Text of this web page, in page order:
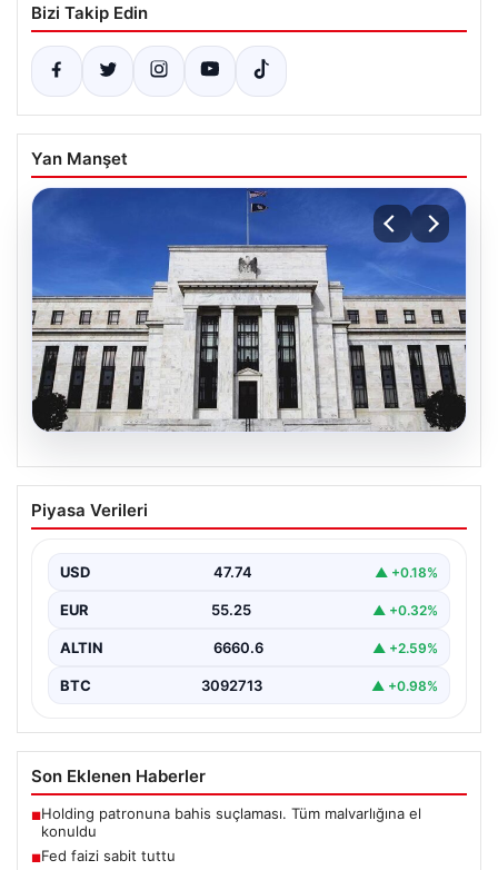
Bizi Takip Edin
Yan Manşet
06.08.2026
Fed faizi sabit tuttu
{ “title”: “ABD Merkez Bankası Faiz Oranında Değişiklik
Piyasa Verileri
USD 47.74 ▲ +0.18%
EUR 55.25 ▲ +0.32%
ALTIN 6660.6 ▲ +2.59%
BTC 3092713 ▲ +0.98%
Son Eklenen Haberler
■Holding patronuna bahis suçlaması. Tüm malvarlığına el
konuldu
■Fed faizi sabit tuttu